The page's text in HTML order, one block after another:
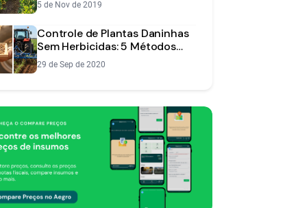
5 de Nov de 2019
Controle de Plantas Daninhas
Sem Herbicidas: 5 Métodos
Essenciais
29 de Sep de 2020